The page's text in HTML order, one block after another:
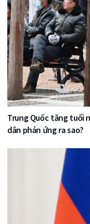
Trung Quốc tăng tuổi
dân phản ứng ra sao?